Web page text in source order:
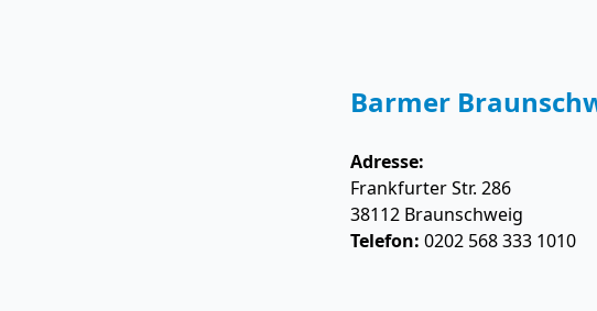
Barmer
Adresse:
Frankfurter Str. 286
38112 Braunschweig
Telefon: 0202 568 333 1010